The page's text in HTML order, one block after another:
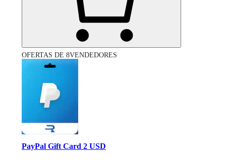
OFERTAS DE 8VENDEDORES
PayPal Gift Card 2 USD